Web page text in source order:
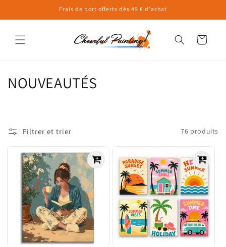
au
Frais de port offerts dès 49 € d'achat
Panier
C
l
NOUVEAUTÉS
Filtrer et trier 76 produits